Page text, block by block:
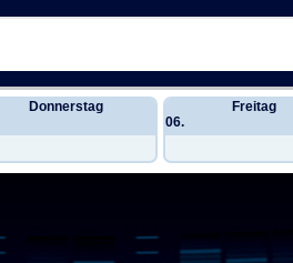
Donnerstag
Freitag
06.